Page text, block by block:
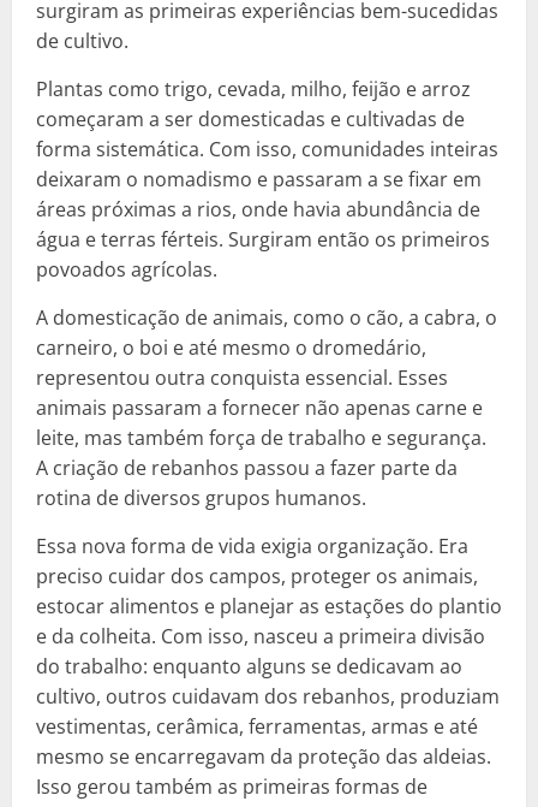
surgiram as primeiras experiências bem-sucedidas
de cultivo.
Plantas como trigo, cevada, milho, feijão e arroz
começaram a ser domesticadas e cultivadas de
forma sistemática. Com isso, comunidades inteiras
deixaram o nomadismo e passaram a se fixar em
áreas próximas a rios, onde havia abundância de
água e terras férteis. Surgiram então os primeiros
povoados agrícolas.
A domesticação de animais, como o cão, a cabra, o
carneiro, o boi e até mesmo o dromedário,
representou outra conquista essencial. Esses
animais passaram a fornecer não apenas carne e
leite, mas também força de trabalho e segurança.
A criação de rebanhos passou a fazer parte da
rotina de diversos grupos humanos.
Essa nova forma de vida exigia organização. Era
preciso cuidar dos campos, proteger os animais,
estocar alimentos e planejar as estações do plantio
e da colheita. Com isso, nasceu a primeira divisão
do trabalho: enquanto alguns se dedicavam ao
cultivo, outros cuidavam dos rebanhos, produziam
vestimentas, cerâmica, ferramentas, armas e até
mesmo se encarregavam da proteção das aldeias.
Isso gerou também as primeiras formas de